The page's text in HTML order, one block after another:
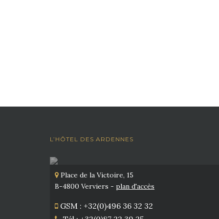
L’HÔTEL DES ARDENNES
Place de la Victoire, 15
B-4800 Verviers - plan d'accès
GSM : +32(0)496 36 32 32